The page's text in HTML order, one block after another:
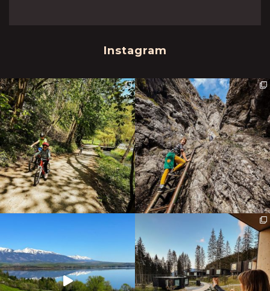
Instagram